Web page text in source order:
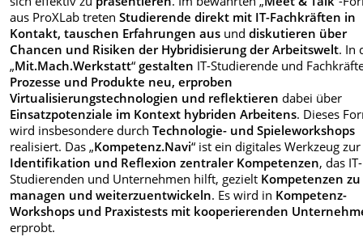
aus ProXLab tretenStudierende direkt mit IT-Fachkräften in
Kontakt, tauschen Erfahrungen aus unddiskutieren über
Chancen und Risiken der Hybridisierung der Arbeitswelt. In
„Mit.Mach.Werkstatt“gestalten IT-Studierende und
Prozesse und Produkte neu, erproben
Virtualisierungstechnologien und reflektieren dabei über
Einsatzpotenziale im Kontext hybriden Arbeitens. Dieses
wird insbesondere durchTechnologie- und Spieleworkshops
realisiert. Das „Kompetenz.Navi“ ist ein digitales Werkzeug zur
Identifikation und Reflexion zentraler Kompetenzen, das IT-
Studierenden und Unternehmen hilft, gezielt Kompetenzen zu
managen und weiterzuentwickeln. Es wird in Kompetenz-
Workshops und Praxistests mit kooperierenden
erprobt.